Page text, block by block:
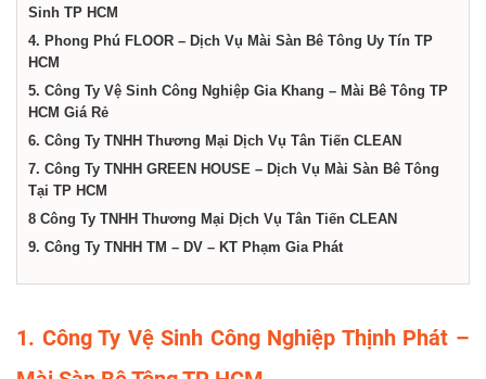
Thành
phố
Hồ
Chí
Sinh TP HCM
4. Phong Phú FLOOR – Dịch Vụ Mài Sàn Bê Tông Uy Tín TP
HCM
5. Công Ty Vệ Sinh Công Nghiệp Gia Khang – Mài Bê Tông TP
HCM Giá Rẻ
6. Công Ty TNHH Thương Mại Dịch Vụ Tân Tiến CLEAN
7. Công Ty TNHH GREEN HOUSE – Dịch Vụ Mài Sàn Bê Tông
Tại TP HCM
8 Công Ty TNHH Thương Mại Dịch Vụ Tân Tiến CLEAN
9. Công Ty TNHH TM – DV – KT Phạm Gia Phát
1. Công Ty Vệ Sinh Công Nghiệp Thịnh Phát –